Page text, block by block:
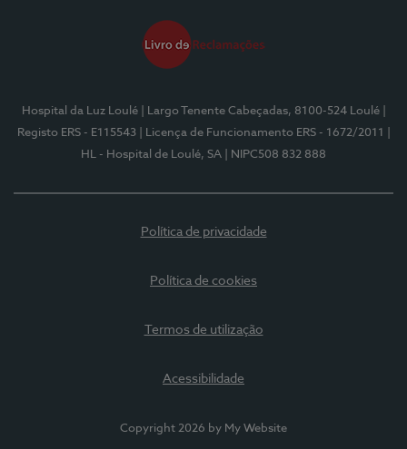
Hospital da Luz Loulé | Largo Tenente Cabeçadas, 8100-524 Loulé
Registo ERS - E115543
| Licença de Funcionamento ERS - 1672/2011
HL - Hospital de Loulé, SA
| NIPC508 832 888
Política de privacidade
Política de cookies
Termos de utilização
Acessibilidade
Copyright 2026 by My Website